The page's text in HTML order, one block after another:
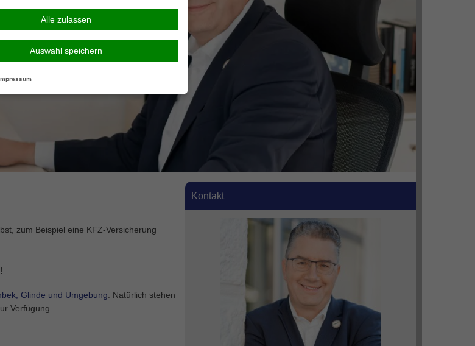
zum Beispiel eine KFZ-Versicherung
Glinde und Umgebung . Natürlich stehen
Verfügung.
Kontakt
Alle zulassen
Auswahl speichern